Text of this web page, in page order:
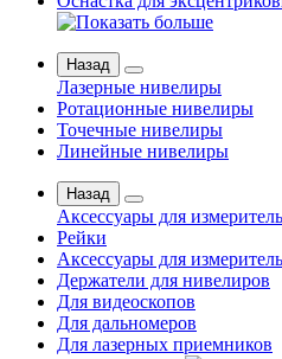
Назад
Лазерные нивелиры
Ротационные нивелиры
Точечные нивелиры
Линейные нивелиры
Назад
Аксессуары для
Рейки
Аксессуары для
Держатели для нивелиров
Для видеоскопов
Для дальномеров
Для лазерных приемников